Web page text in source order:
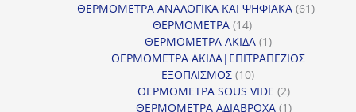
ΘΕΡΜΟΜΕΤΡΑ ΑΝΑΛΟΓΙΚΑ ΚΑΙ ΨΗΦΙΑΚΑ 6161
ΘΕΡΜΟΜΕΤΡΑ 1414
προϊόντα
ΘΕΡΜΟΜΕΤΡΑ ΑΚΙΔΑ 11
προϊόν
ΘΕΡΜΟΜΕΤΡΑ ΑΚΙΔΑ|ΕΠΙΤΡΑΠΕΖΙΟΣ
ΕΞΟΠΛΙΣΜΟΣ 1010
προϊόντα
ΘΕΡΜΟΜΕΤΡΑ SOUS VIDE 22
προϊόντα
ΘΕΡΜΟΜΕΤΡΑ ΑΔΙΑΒΡΟΧΑ 11